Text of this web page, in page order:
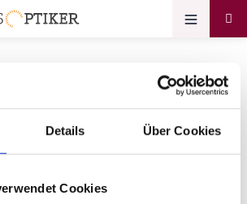
Details Über Cookies
Cookies
Zugang zum